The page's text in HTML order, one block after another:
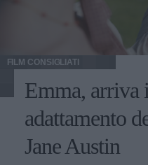
FILM CONSIGLIATI
Emma, arriva
adattamento
Jane Austin